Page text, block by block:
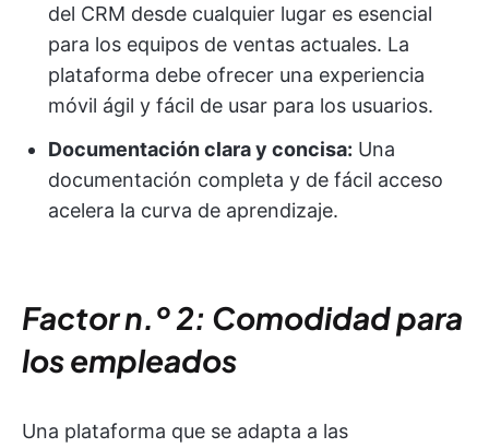
del CRM desde cualquier lugar es esencial
para los equipos de ventas actuales. La
plataforma debe ofrecer una experiencia
móvil ágil y fácil de usar para los usuarios.
Documentación clara y concisa: Una
documentación completa y de fácil acceso
acelera la curva de aprendizaje.
Factor n.º 2: Comodidad para
los empleados
Una plataforma que se adapta a las